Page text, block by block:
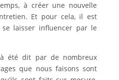
à créer une nouvelle
Et pour cela, il est
laisser influencer par le
été dit par de nombreux
que nous faisons sont